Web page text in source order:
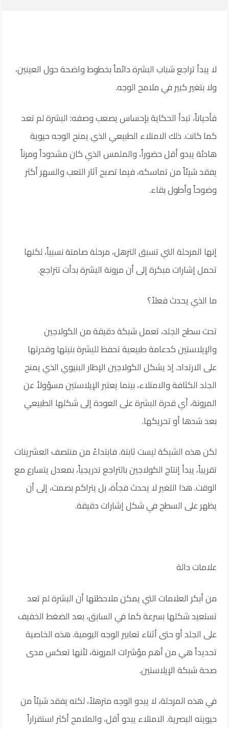
لا يبدأ تراجع شباب البشرة دائماً بخطوط واضحة حول العينين،
ولا بتغير كبير في ملامح الوجه.
فأحياناً، تبدأ الحكاية بإحساس يصعب وصفه: البشرة لم تعد
كما كانت. ذلك الامتلاء الطبيعي الذي يمنح الوجه حيوية
هادئة يبدو أقل حضوراً، والملمس الذي كان مشدوداً ومرناً
يفقد شيئاً من تماسكه، فيما تصبح آثار التعب والسهر أكثر
وضوحاً وأطول بقاء.
إنها المرحلة التي تسبق الترهل، مرحلة صامتة نسبياً، لكنها
تحمل إشارات مبكرة إلى أن مرونة البشرة بدأت تتراجع.
ما الذي يحدث فعلاً؟
تحت سطح الجلد، تعمل شبكة دقيقة من الكولاجين
والإيلاستين كدعامة طبيعية تحفظ للبشرة بنيتها وقدرتها
على الارتداد. إذ يشكل الكولاجين الإطار البنيوي الذي يمنح
الجلد الكثافة والامتلاء، بينما يعتبر الإيلاستين مسؤولاً عن
المرونة، أي قدرة البشرة على العودة إلى شكلها الطبيعي
بعد شدها أو تحريكها.
لكن هذه الشبكة ليست ثابتة. فابتداءً من منتصف العشرينات
تقريباً، يبدأ إنتاج الكولاجين بالتراجع تدريجياً، بمعدل يتسارع مع
الوقت. هذا التغير لا يحدث فجأة، بل يتراكم بصمت، إلى أن
يظهر على السطح في شكل إشارات دقيقة.
علامات دالة
من أبكر العلامات التي يمكن ملاحظتها أن البشرة لم تعد
تستعيد شكلها بسرعة كما في السابق، بعد الضغط الخفيف
على الجلد أو حتى أثناء تعابير الوجه اليومية. هذه الخاصية
تحديداً هي من أهم مؤشرات المرونة، لأنها تعكس مدى
صحة شبكة الإيلاستين.
في هذه المرحلة، لا يبدو الوجه مترهلاً، لكنه يفقد شيئاً من
حيويته البصرية. الامتلاء يبدو أقل، والملامح أكثر استقراراً